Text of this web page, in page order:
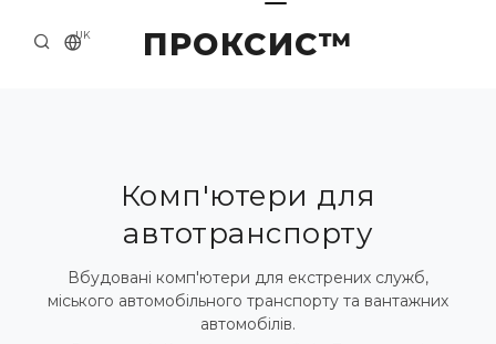
ПРОКСИС™
UK
ПРИКЛАДИ ТА РІШЕННЯ
КАТАЛОГ ПРОДУКЦІЇ
Комп'ютери для
автотранспорту
Вбудовані комп'ютери для екстрених служб,
міського автомобільного транспорту та вантажних
автомобілів.